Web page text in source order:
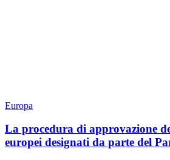
Europa
La procedura di approvazione
europei designati da parte del